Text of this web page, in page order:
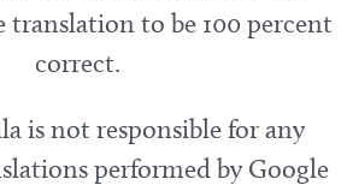
translation to be 100 percent
correct.
is not responsible for any
performed by Google